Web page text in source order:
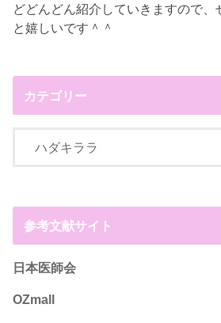
どどんどん紹介していきますので、
と嬉しいです＾＾
カテゴリー
参考文献サイト
日本医師会
OZmall